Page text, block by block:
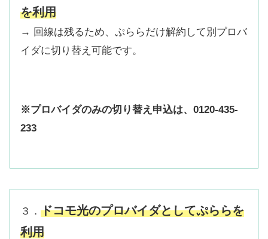
を利用
→ 回線は残るため、ぷららだけ解約して別プロバ
イダに切り替え可能です。
※プロバイダのみの切り替え申込は、0120-435-
233
３． ドコモ光のプロバイダとしてぷららを
利用